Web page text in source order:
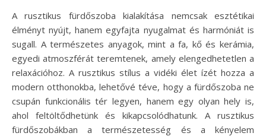
A rusztikus fürdőszoba kialakítása nemcsak esztétikai
élményt nyújt, hanem egyfajta nyugalmat és harmóniát is
sugall. A természetes anyagok, mint a fa, kő és kerámia,
egyedi atmoszférát teremtenek, amely elengedhetetlen a
relaxációhoz. A rusztikus stílus a vidéki élet ízét hozza a
modern otthonokba, lehetővé téve, hogy a fürdőszoba ne
csupán funkcionális tér legyen, hanem egy olyan hely is,
ahol feltöltődhetünk és kikapcsolódhatunk. A rusztikus
fürdőszobákban a természetesség és a kényelem